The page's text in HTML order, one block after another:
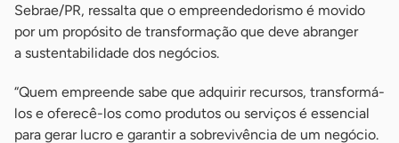
Sebrae/PR, ressalta que o empreendedorismo é movido
por um propósito de transformação que deve abranger
a sustentabilidade dos negócios.
“Quem empreende sabe que adquirir recursos, transformá-
los e oferecê-los como produtos ou serviços é essencial
para gerar lucro e garantir a sobrevivência de um negócio.